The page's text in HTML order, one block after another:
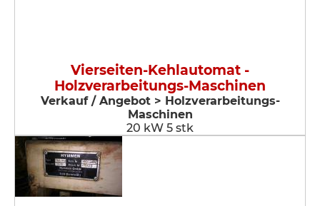
Vierseiten-Kehlautomat -
Holzverarbeitungs-Maschinen
Verkauf / Angebot > Holzverarbeitungs-
Maschinen
20 kW 5 stk